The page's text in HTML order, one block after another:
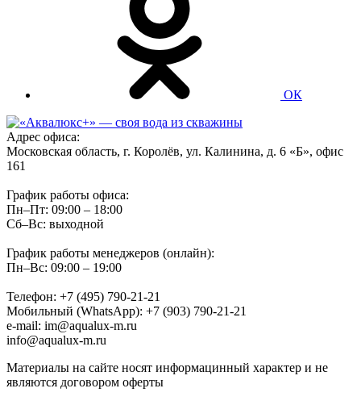
ОК
Адрес офиса:
Московская область, г. Королёв, ул. Калинина, д. 6 «Б», офис
161
График работы офиса:
Пн–Пт: 09:00 – 18:00
Сб–Вс: выходной
График работы менеджеров (онлайн):
Пн–Вс: 09:00 – 19:00
Телефон: +7 (495) 790-21-21
Мобильный (WhatsApp): +7 (903) 790-21-21
e-mail: im@aqualux-m.ru
info@aqualux-m.ru
Материалы на сайте носят информацинный характер и не
являются договором оферты